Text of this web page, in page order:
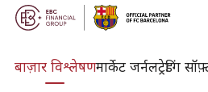
बाज़ार विश्लेषणमार्केट जर्नलट्रेडिंग